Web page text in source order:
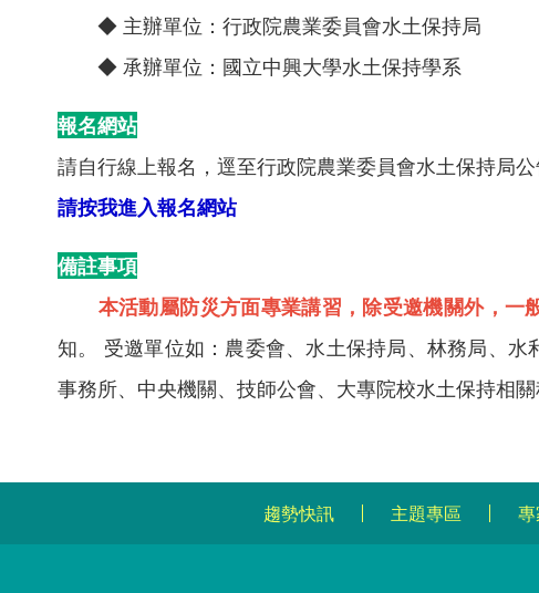
◆ 主辦單位：行政院農業委員會水土保持局
◆ 承辦單位：國立中興大學水土保持學系
報名網站
請自行線上報名，逕至行政院農業委員會水土保持局公
請按我進入報名網站
備註事項
本活動屬防災方面專業講習，除受邀機關外，一
知。 受邀單位如：農委會、水土保持局、林務局、
事務所、中央機關、技師公會、大專院校水土保持相關
趨勢快訊 主題專區